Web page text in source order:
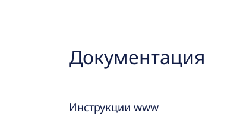
Документация
Инструкции www